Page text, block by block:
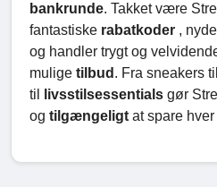
bankrunde. Takket være
fantastiske rabatkoder ,
og handler trygt og
mulige tilbud . Fra sneakers
til
livsstilsessentials gør
og tilgængeligt at spare